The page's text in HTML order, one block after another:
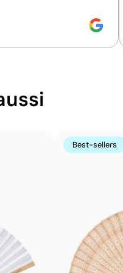
Best-sellers